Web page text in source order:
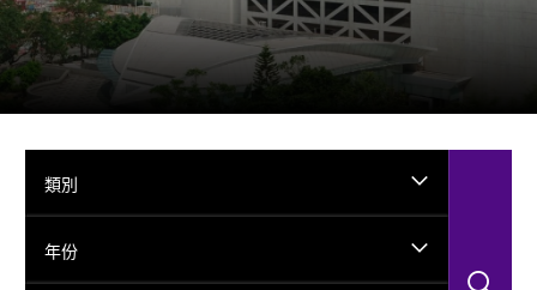
類別
年份